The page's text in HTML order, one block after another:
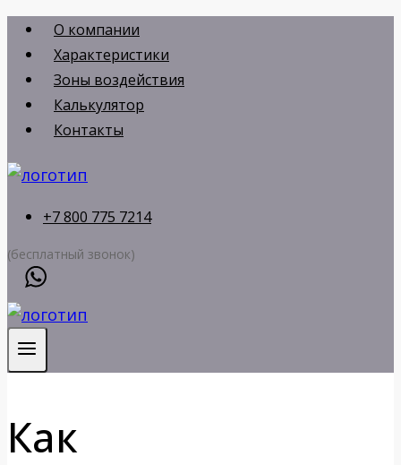
Перейти
содержимому
О компании
Характеристики
Зоны воздействия
Калькулятор
Контакты
+7 800 775 7214
(бесплатный звонок)
Как